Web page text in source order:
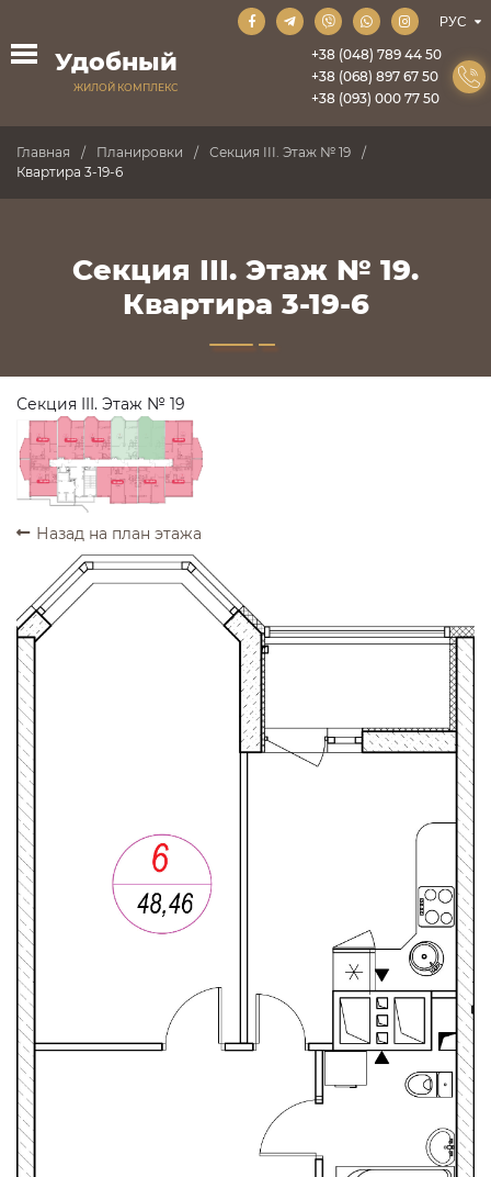
Удобный
ЖИЛОЙ КОМПЛЕКС
+38 (048) 789 44 50
+38 (068) 897 67 50
+38 (093) 000 77 50
Главная Планировки
Секция III. Этаж № 19
Квартира 3-19-6
Секция III. Этаж № 19.
Квартира 3-19-6
Секция III. Этаж № 19
ПРОДАНО
ПРОДАНО ПРОДАНО ПРОДАНО ПРОДАНО
ПРОДАНО
ПРОДАНО
ПРОДАНО
Назад на план этажа